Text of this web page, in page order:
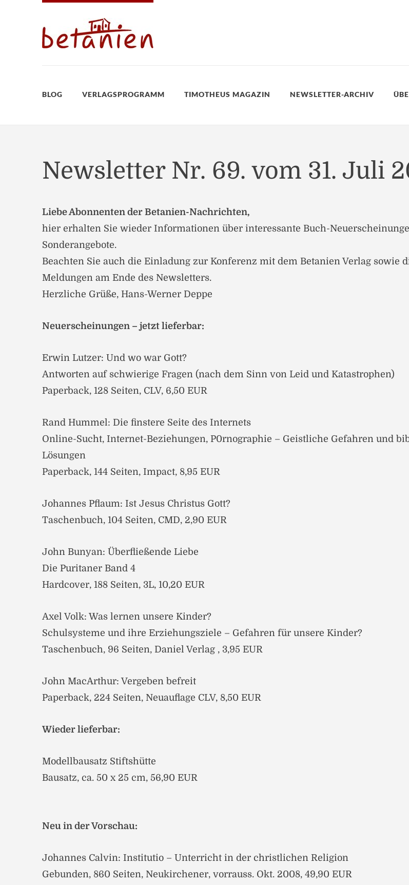
BLOG VERLAGSPROGRAMM TIMOTHEUS MAGAZIN NEWSLETTER-ARCHIV
Newsletter Nr. 69. vom 31. Juli
Liebe Abonnenten der Betanien-Nachrichten,
hier erhalten Sie wieder Informationen über interessante Buch-
Sonderangebote.
Beachten Sie auch die Einladung zur Konferenz mit dem Betanien Verlag sowie
Meldungen am Ende des Newsletters.
Herzliche Grüße, Hans-Werner Deppe
Neuerscheinungen – jetzt lieferbar:
Erwin Lutzer: Und wo war Gott?
Antworten auf schwierige Fragen (nach dem Sinn von Leid und Katastrophen)
Paperback, 128 Seiten, CLV, 6,50 EUR
Rand Hummel: Die finstere Seite des Internets
Online-Sucht, Internet-Beziehungen, P0rnographie – Geistliche Gefahren und
Lösungen
Paperback, 144 Seiten, Impact, 8,95 EUR
Johannes Pflaum: Ist Jesus Christus Gott?
Taschenbuch, 104 Seiten, CMD, 2,90 EUR
John Bunyan: Überfließende Liebe
Die Puritaner Band 4
Hardcover, 188 Seiten, 3L, 10,20 EUR
Axel Volk: Was lernen unsere Kinder?
Schulsysteme und ihre Erziehungsziele – Gefahren für unsere Kinder?
Taschenbuch, 96 Seiten, Daniel Verlag , 3,95 EUR
John MacArthur: Vergeben befreit
Paperback, 224 Seiten, Neuauflage CLV, 8,50 EUR
Wieder lieferbar:
Modellbausatz Stiftshütte
Bausatz, ca. 50 x 25 cm, 56,90 EUR
Neu in der Vorschau:
Johannes Calvin: Institutio – Unterricht in der christlichen Religion
Gebunden, 860 Seiten, Neukirchener, vorrauss. Okt. 2008, 49,90 EUR